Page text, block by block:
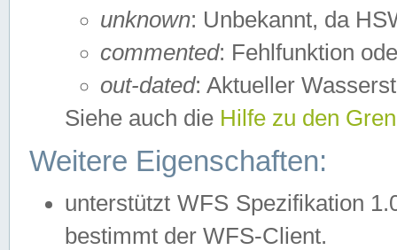
unknown: Unbekannt, da
commented: Fehlfunktion
out-dated: Aktueller
Siehe auch die Hilfe zu den
Weitere Eigenschaften:
unterstützt WFS Spezifikation
bestimmt der WFS-Client.